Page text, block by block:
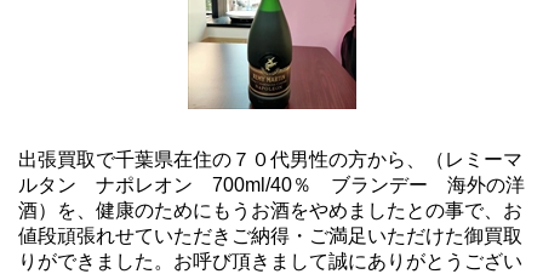
出張買取で千葉県在住の７０代男性の方から、（レミーマ
ルタン ナポレオン 700ml/40％ ブランデー 海外の洋
酒）を、健康のためにもうお酒をやめましたとの事で、お
値段頑張れせていただきご納得・ご満足いただけた御買取
りができました。お呼び頂きまして誠にありがとうござい